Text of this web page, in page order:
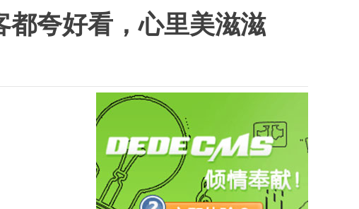
都夸好看，心里美滋滋